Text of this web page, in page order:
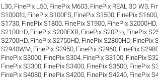
L30, FinePix L50, FinePix M603, FinePix REAL 3D W3,
S1000fd, FinePix S100FS, FinePix S1500, FinePix S1600,
S1730, FinePix S1800, FinePix S1900, FinePix S2000HD,
S2100HD, FinePix S200EXR, FinePix S20Pro, FinePix
S2700HD, FinePix S2750HD, FinePix S2800HD, FinePix
S2940WM, FinePix S2950, FinePix S2960, FinePix
FinePix S3000, FinePix S304, FinePix S3100, FinePix
FinePix S3300, FinePix S3400, FinePix S3500, FinePix
FinePix S4080, FinePix S4200, FinePix S4240, FinePix